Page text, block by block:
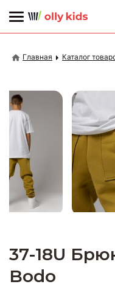
Главная Каталог
37-18U
Bodo